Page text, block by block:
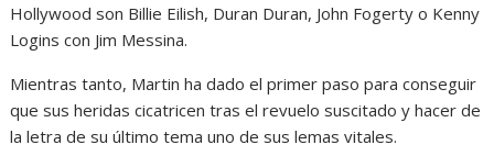
Hollywood son Billie Eilish, Duran Duran, John Fogerty o Kenny
Logins con Jim Messina.
Mientras tanto, Martin ha dado el primer paso para conseguir
que sus heridas cicatricen tras el revuelo suscitado y hacer de
la letra de su último tema uno de sus lemas vitales.